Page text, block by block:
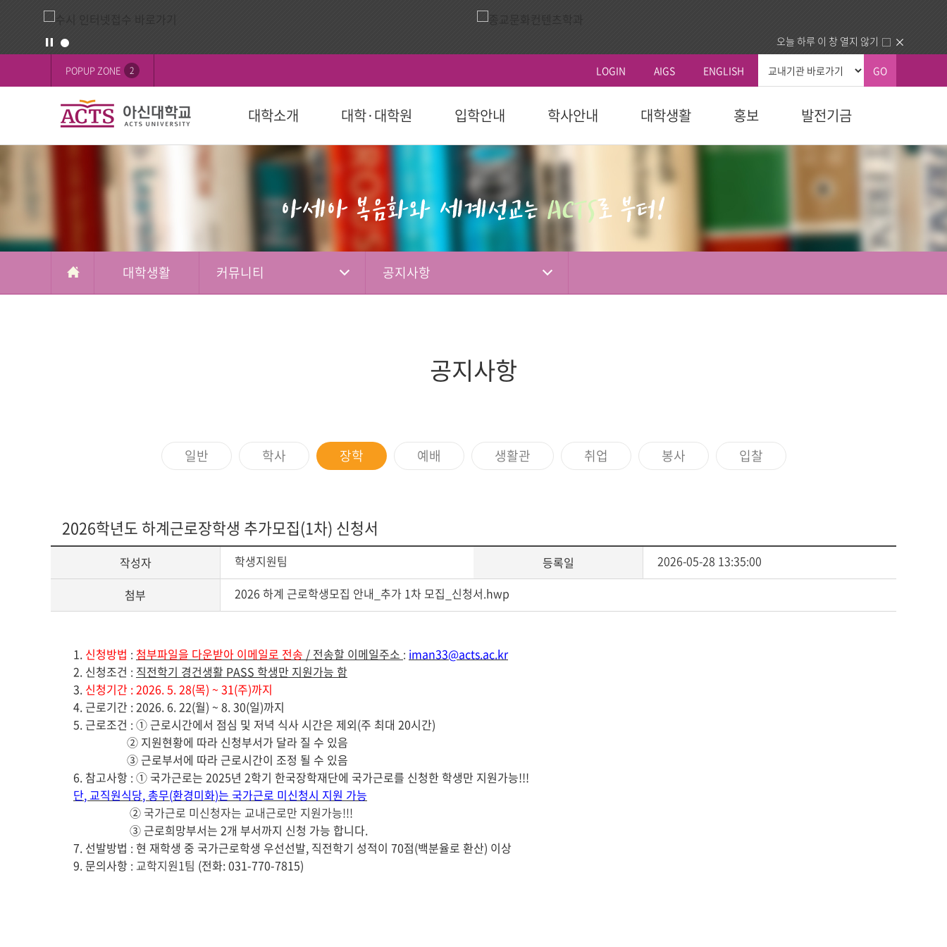
오늘 하루 이 창 열지 않기
POPUP ZONE 2 LOGIN AIGS ENGLISH GO
대학소개
교육목표
설립목적
역사
연혁
ACTS비전
장단기발전계획
총장소개
주요활동
대학상징 대학기관 학교법인 대학정보
적립금 운용현황
캠퍼스맵
전화번호안내
오시는 길
대학·대학원
대학
학과(2024학년도 이후) 학부(2023학년도 이전)
대학원
일반대학원
선교대학원
교육대학원
다문화교육복지대학원
국제교육원(AIGS)
입학안내
국제교육원(AIGS)
학사안내
대학
학사일정
등록
성적
학적
국외 학점교류
자격증 및 인증서
연계전공
학부제
대학원
학사일정
등록 및 수강신청
휴/복학 안내
시험 및 성적 안내
장학안내
대학생활
학생활동
학생행사
시설이용
식당
편의시설
체육시설
시설대여
생활관
학생지원
학자금대출
장학
사회봉사지원센터
동문회
건의함
분실물
사제동행
사제동행
홍보
FOCUS on ACTS
행사
ACTS 사이버 홍보단
ACTS NEWS
아신TALK
영상
홍보 영상
행사 영상
홍보 책자
대학 요람
홍보 브로셔
국외 교류기관
소셜미디어 선교소식 동문교회/기관 인증제
발전기금
후원 안내 후원 현황
대학생활 커뮤니티 공지사항
공지사항
일반 학사 장학 예배 생활관 취업 봉사 입찰
2026학년도 하계근로장학생 추가모집(1차) 신청서
작성자 학생지원팀 등록일
2026-05-28 13:35:00
첨부
2026 하계 근로학생모집 안내_추가 1차 모집_신청서.hwp
게
시
글
본
문
1. 신청방법 : 첨부파일을 다운받아 이메일로 전송 / 전송할 이메일주소 : iman33@acts.ac.kr
2. 신청조건 : 직전학기 경건생활 PASS 학생만 지원가능 함
3. 신청기간 : 2026. 5. 28(목) ~ 31(주)까지
4. 근로기간 : 2026. 6. 22(월) ~ 8. 30(일)까지
5. 근로조건 : ① 근로시간에서 점심 및 저녁 식사 시간은 제외(주 최대 20시간)
② 지원현황에 따라 신청부서가 달라 질 수 있음
③ 근로부서에 따라 근로시간이 조정 될 수 있음
6. 참고사항 : ①국가근로는 2025년 2학기 한국장학재단에 국가근로를 신청한 학생만 지원가능!!!
단, 교직원식당,총무(환경미화)는 국가근로 미신청시 지원 가능
② 국가근로 미신청자는 교내근로만 지원가능!!!
③ 근로희망부서는 2개 부서까지 신청 가능 합니다.
7. 선발방법 : 현 재학생 중 국가근로학생 우선선발, 직전학기 성적이 70점(백분율로 환산) 이상
9.문의사항 : 교학지원1팀 (전화: 031-770-7815)